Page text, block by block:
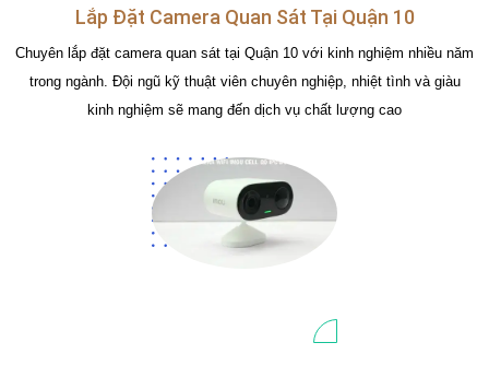
Lắp Đặt Camera Quan Sát Tại Quận 10
Chuyên lắp đặt camera quan sát tại Quận 10 với kinh nghiệm nhiều năm
trong ngành. Đội ngũ kỹ thuật viên chuyên nghiệp, nhiệt tình và giàu
kinh nghiệm sẽ mang đến dịch vụ chất lượng cao